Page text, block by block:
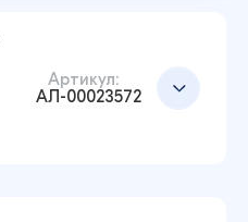
Артикул:
АЛ-00023572